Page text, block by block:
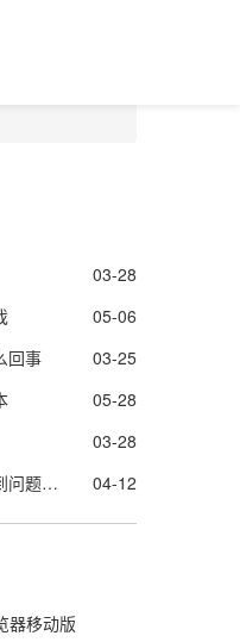
03-28
05-06
回事
03-25
05-28
03-28
使用谷歌浏览器播放视频遇到问题怎么办
04-12
器移动版